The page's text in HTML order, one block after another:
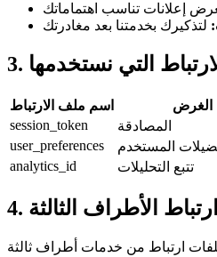
إعلانات تناسب اهتماماتك
لتذكيرك بخدمتنا بعد مغادرتك
التي نستخدمها
اسم ملف الارتباط الغرض
session_token
المصادقة
user_preferences
المستخدم
analytics_id
تتبع التحليلات
الأطراف الثالثة